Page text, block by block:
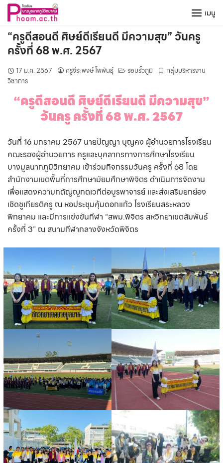
Skip
content
เมนู
“ครูดีสอนดี ศิษย์ดีเรียนดี มีความสุข” วันครู
ครั้งที่ 68 พ.ศ. 2567
17 ม.ค. 2567 ครูจีระพงษ์ โพพันธุ์ รอบรั้วภูมิ
กลุ่มบริหารงาน
วิชาการ
“ครูดีสอนดี ศิษย์ดีเรียนดี มีความสุข”
วันครู ครั้งที่ 68 พ.ศ. 2567
วันที่ 16 มกราคม 2567 นายปัญญา บุญคง ผู้อำนวยการโรงเรียน
คณะรองผู้อำนวยการ ครูและบุคลากรทางการศึกษาโรงเรียน
บางมูลนากภูมิวิทยาคม เข้าร่วมกิจกรรมวันครู ครั้งที่ 68 โดย
สำนักงานเขตพื้นที่การศึกษามัยมศึกษาพิจิตร ดำเนินการจัดงาน
เพื่อแสดงความกตัญญูกตเวทีต่อบูรพาจารย์ และส่งเสริมยกย่อง
เชิดชูเกียรติครู ณ หอประชุมคุ้มดอกแก้ว โรงเรียนสระหลวง
พิทยาคม และมีการแข่งขันกีฬา “สพม.พิจิตร สหวิทยาเขตสัมพันธ์
ครั้งที่ 3” ณ สนามกีฬากลางจังหวัดพิจิตร